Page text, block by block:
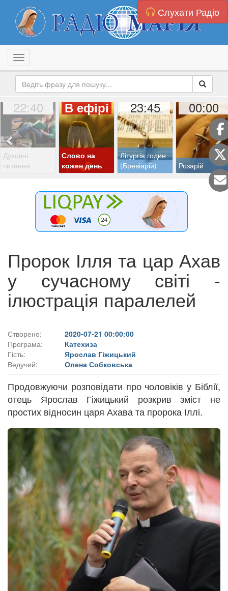
Слухати Радіо
Toggle navigation
22:40
Духовні
читання
В ефірі
Слово на
кожен день
23:45
Літургія годин
(Бревіарій)
00:00
Розарій
Пророк Ілля та цар Ахав
у сучасному світі -
ілюстрація паралелей
Створено:
2020-07-21 00:00:00
Програма:
Катехиза
Гість:
Ярослав Гіжицький
Ведучий:
Олена Собковська
Продовжуючи розповідати про чоловіків у Біблії,
отець Ярослав Гіжицький розкрив зміст не
простих відносин царя Ахава та пророка Іллі.